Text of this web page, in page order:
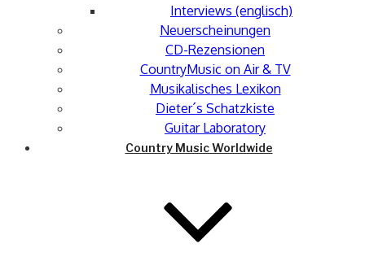
Interviews (englisch)
Neuerscheinungen
CD-Rezensionen
CountryMusic on Air & TV
Musikalisches Lexikon
Dieter´s Schatzkiste
Guitar Laboratory
Country Music Worldwide